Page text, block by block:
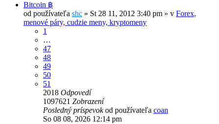
Bitcoin ฿
od používateľa shc » St 28 11, 2012 3:40 pm » v Forex,
menové páry, cudzie meny, kryptomeny
1
…
47
48
49
50
51
2018 Odpovedí
1097621 Zobrazení
Posledný príspevokod používateľa coan
So 08 08, 2026 12:14 pm